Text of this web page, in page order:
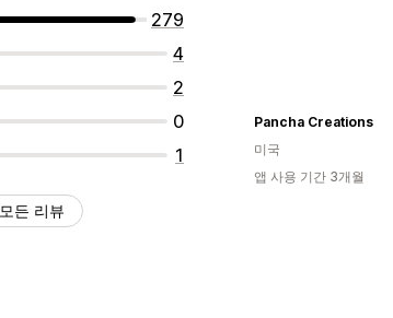
279
4
2
0
1
모든 리뷰
Pancha Creations
미국
앱 사용 기간 3개월